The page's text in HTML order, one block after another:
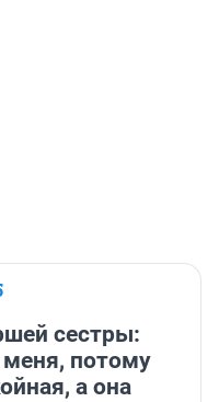
сестры:
потому
а она